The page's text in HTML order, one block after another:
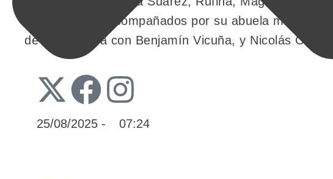
madre. Viajan acompañados por su abuela
de la polémica con Benjamín Vicuña, y Nicolás
25/08/2025 - 07:24